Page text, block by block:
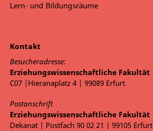
Lern- und Bildungsräume
Kontakt
Besucheradresse:
Erziehungswissenschaftliche Fakultät
C07 |Hieranaplatz 4 | 99089 Erfurt
Postanschrift
Erziehungswissenschaftliche Fakultät
Dekanat | Postfach 90 02 21 | 99105 Erfurt